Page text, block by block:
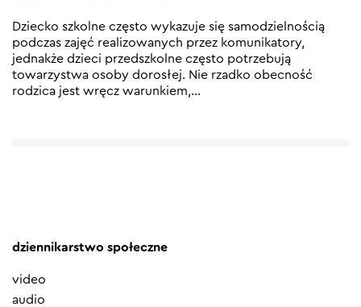
Dziecko szkolne często wykazuje się samodzielnością
podczas zajęć realizowanych przez komunikatory,
jednakże dzieci przedszkolne często potrzebują
towarzystwa osoby dorosłej. Nie rzadko obecność
rodzica jest wręcz warunkiem,…
dziennikarstwo społeczne
video
audio